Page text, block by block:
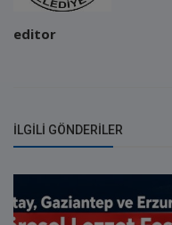
editor
İLGILI GÖNDERILER